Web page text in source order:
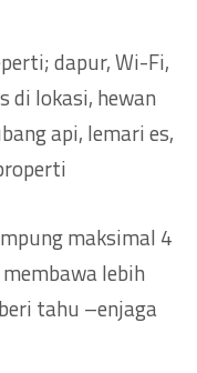
dapur, Wi-Fi,
di lokasi, hewan
api, lemari es,
maksimal 4
lebih
tahu –enjaga